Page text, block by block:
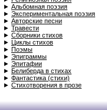
► Альбомная поэзия
► Экспериментальная поэзия
► Авторские песни
► Травести
► Сборники стихов
►
Циклы стихов
► Поэмы
► Эпиграммы
► Эпитафии
► Белиберда в стихах
► Фантастика (стихи)
► Стихотворения в прозе